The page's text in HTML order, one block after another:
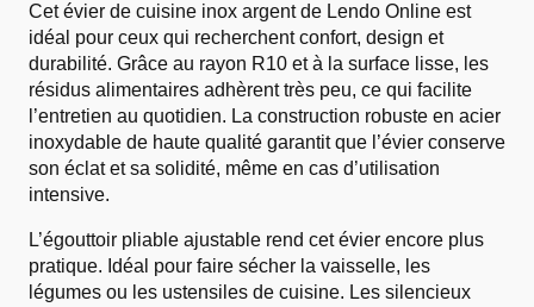
Cet évier de cuisine inox argent de Lendo Online est
idéal pour ceux qui recherchent confort, design et
durabilité. Grâce au rayon R10 et à la surface lisse, les
résidus alimentaires adhèrent très peu, ce qui facilite
l’entretien au quotidien. La construction robuste en acier
inoxydable de haute qualité garantit que l’évier conserve
son éclat et sa solidité, même en cas d’utilisation
intensive.
L’égouttoir pliable ajustable rend cet évier encore plus
pratique. Idéal pour faire sécher la vaisselle, les
légumes ou les ustensiles de cuisine. Les silencieux